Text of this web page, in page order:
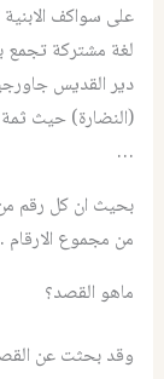
على سواكف الابنية
لغة مشتركة تجمع
دير القديس
(النضارة) حيث
…
بحيث ان كل رقم
من مجموع
ماهو القصد؟
وقد بحثت عن القصد